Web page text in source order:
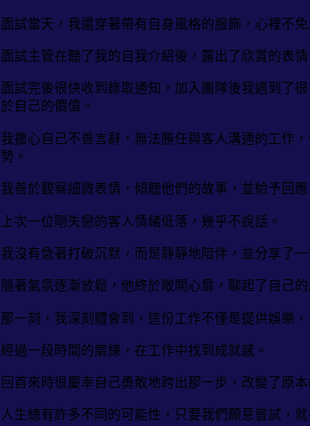
面試當天，我還穿著帶有自身風格的服飾，心裡不
面試主管在聽了我的自我介紹後，露出了欣賞的表
面試完後很快收到錄取通知，加入團隊後我遇到了
於自己的價值。
我擔心自己不善言辭，無法勝任與客人溝通的工作
勢。
我善於觀察細微表情，傾聽他們的故事，並給予回應
上次一位剛失戀的客人情緒低落，幾乎不說話。
我沒有急著打破沉默，而是靜靜地陪伴，並分享了一
隨著氣氛逐漸放鬆，他終於敞開心扉，聊起了自己的
那一刻，我深刻體會到，這份工作不僅是提供娛樂
經過一段時間的磨練，在工作中找到成就感。
回首來時很慶幸自己勇敢地跨出那一步，改變了原
人生總有許多不同的可能性，只要我們願意嘗試，